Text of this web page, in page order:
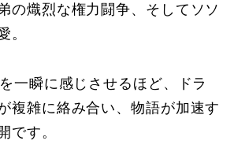
の熾烈な権力闘争、そしてソソ
。
一瞬に感じさせるほど、ドラ
複雑に絡み合い、物語が加速す
です。